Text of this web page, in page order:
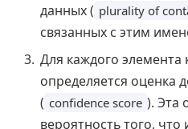
данных ( plurality of
связанных с этим
Для каждого элемента
определяется оценка
( confidence score ). Эта
вероятность того,